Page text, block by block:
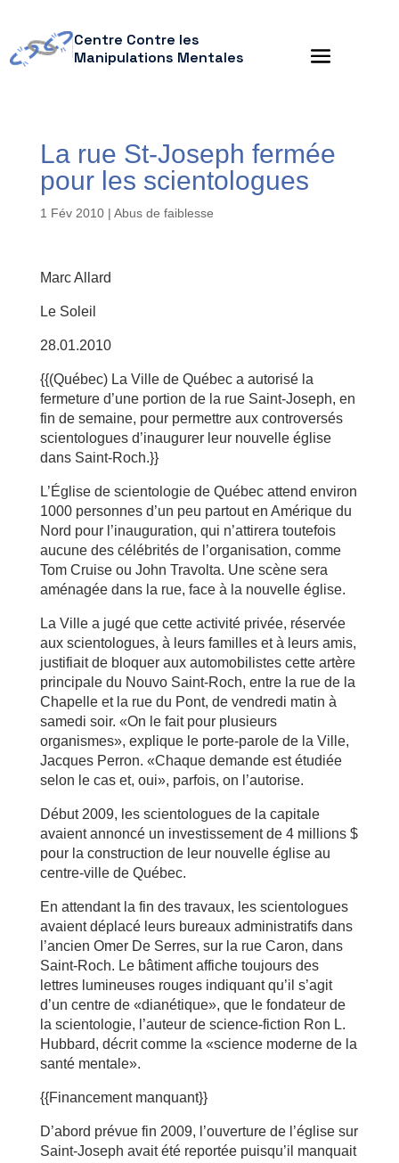
Centre Contre les
Manipulations Mentales
La rue St-Joseph fermée
pour les scientologues
1 Fév 2010| Abus de faiblesse
Marc Allard
Le Soleil
28.01.2010
{{(Québec) La Ville de Québec a autorisé la
fermeture d’une portion de la rue Saint-Joseph, en
fin de semaine, pour permettre aux controversés
scientologues d’inaugurer leur nouvelle église
dans Saint-Roch.}}
L’Église de scientologie de Québec attend environ
1000 personnes d’un peu partout en Amérique du
Nord pour l’inauguration, qui n’attirera toutefois
aucune des célébrités de l’organisation, comme
Tom Cruise ou John Travolta. Une scène sera
aménagée dans la rue, face à la nouvelle église.
La Ville a jugé que cette activité privée, réservée
aux scientologues, à leurs familles et à leurs amis,
justifiait de bloquer aux automobilistes cette artère
principale du Nouvo Saint-Roch, entre la rue de la
Chapelle et la rue du Pont, de vendredi matin à
samedi soir. «On le fait pour plusieurs
organismes», explique le porte-parole de la Ville,
Jacques Perron. «Chaque demande est étudiée
selon le cas et, oui», parfois, on l’autorise.
Début 2009, les scientologues de la capitale
avaient annoncé un investissement de 4 millions $
pour la construction de leur nouvelle église au
centre-ville de Québec.
En attendant la fin des travaux, les scientologues
avaient déplacé leurs bureaux administratifs dans
l’ancien Omer De Serres, sur la rue Caron, dans
Saint-Roch. Le bâtiment affiche toujours des
lettres lumineuses rouges indiquant qu’il s’agit
d’un centre de «dianétique», que le fondateur de
la scientologie, l’auteur de science-fiction Ron L.
Hubbard, décrit comme la «science moderne de la
santé mentale».
{{Financement manquant}}
D’abord prévue fin 2009, l’ouverture de l’église sur
Saint-Joseph avait été reportée puisqu’il manquait